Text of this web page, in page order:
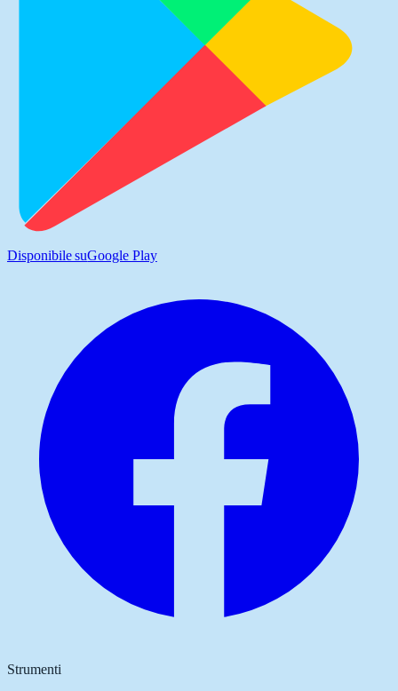
Disponibile suGoogle Play
Strumenti